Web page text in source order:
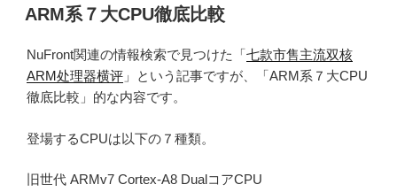
稿
日:
ARM系７大CPU徹底比較
NuFront関連の情報検索で見つけた「七款市售主流双核
ARM处理器横评 」という記事ですが、「ARM系７大CPU
徹底比較」的な内容です。
登場するCPUは以下の７種類。
旧世代 ARMv7 Cortex-A8 DualコアCPU